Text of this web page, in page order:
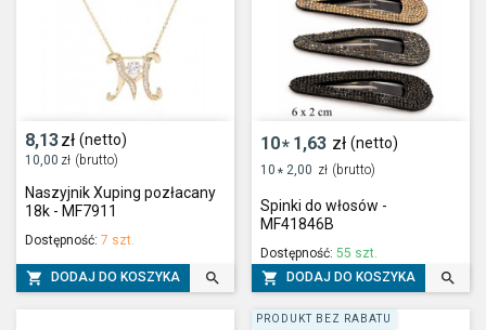
8,13zł (netto)
10,00 zł (brutto)
Naszyjnik Xuping pozłacany
18k - MF7911
Dostępność: 7 szt.
 DODAJ DO KOSZYKA 
10* 1,63 zł (netto)
10 * 2,00 zł (brutto)
Spinki do włosów -
MF41846B
Dostępność: 55 szt.
 DODAJ DO KOSZYKA 
PRODUKT BEZ RABATU